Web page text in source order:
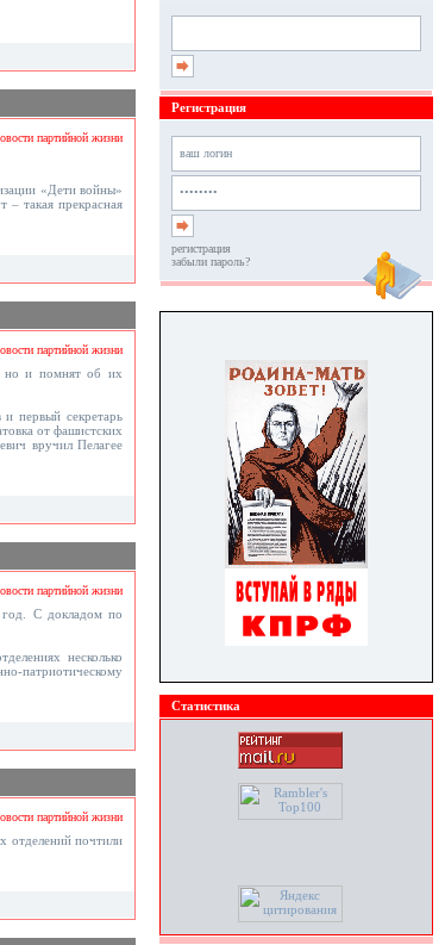
партийной жизни
«Дети войны»
такая прекрасная
партийной жизни
но и помнят об их
первый секретарь
от фашистских
вручил Пелагее
партийной жизни
год. С докладом по
несколько
патриотическому
партийной жизни
отделений почтили
Регистрация
регистрация
забыли пароль?
Статистика